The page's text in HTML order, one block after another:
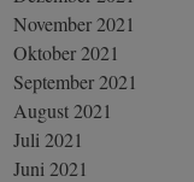
November 2021
Oktober 2021
September 2021
August 2021
Juli 2021
Juni 2021